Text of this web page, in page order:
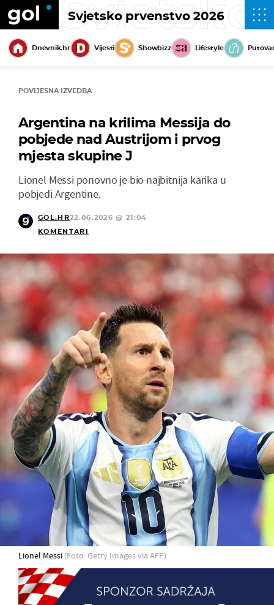
Svjetsko prvenstvo 2026
Dnevnik.hr Vijesti Showbizz Lifestyle
POVIJESNA IZVEDBA
Argentina na krilima Messija do
pobjede nad Austrijom i prvog
mjesta skupine J
Lionel Messi ponovno je bio najbitnija karika u
pobjedi Argentine.
GOL.HR22.06.2026 @ 21:04
KOMENTARI
Lionel Messi (Foto: Getty Images via AFP)